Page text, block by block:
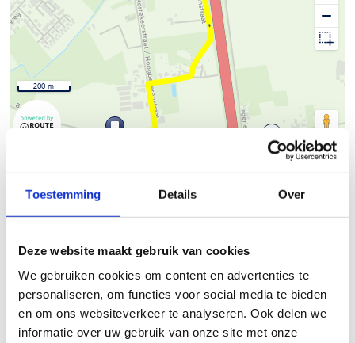
Toestemming Details Over
Deze website maakt gebruik van cookies
We gebruiken cookies om content en advertenties te
personaliseren, om functies voor social media te bieden
en om ons websiteverkeer te analyseren. Ook delen we
informatie over uw gebruik van onze site met onze
© OpenStreetMap contributors
200 m
Beschrijving van de route
Ardooie, Hooglede, Ingelmunster, Izegem, Ledegem,
Lichtervelde, Meulebeke, Moorslede, Oostrozebeke, Pittem,
Roeselare, Ruiselede, Staden, Tielt, Wielsbeke en Wingene met
een totale afstand van circa 450km.